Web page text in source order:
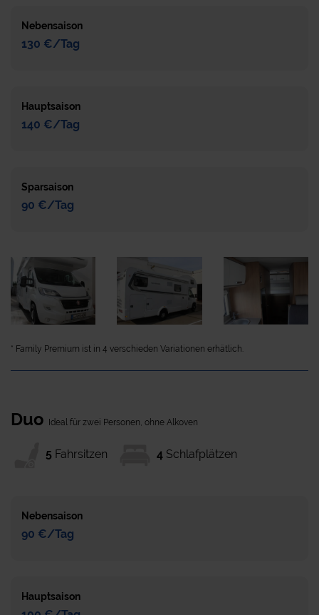
Nebensaison
130 €/Tag
Hauptsaison
140 €/Tag
Sparsaison
90 €/Tag
* Family Premium ist in 4 verschieden Variationen erhätlich.
Duo Ideal für zwei Personen, ohne Alkoven
5 Fahrsitzen 4 Schlafplätzen
Nebensaison
90 €/Tag
Hauptsaison